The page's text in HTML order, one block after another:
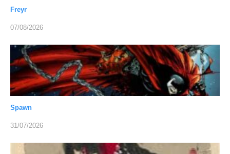
Freyr
07/08/2026
Spawn
31/07/2026